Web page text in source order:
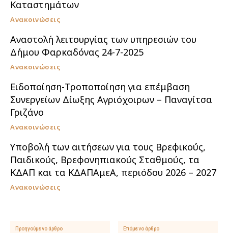
Καταστημάτων
Ανακοινώσεις
Αναστολή λειτουργίας των υπηρεσιών του
Δήμου Φαρκαδόνας 24-7-2025
Ανακοινώσεις
Ειδοποίηση-Τροποποίηση για επέμβαση
Συνεργείων Δίωξης Αγριόχοιρων – Παναγίτσα
Γριζάνο
Ανακοινώσεις
Υποβολή των αιτήσεων για τους Βρεφικούς,
Παιδικούς, Βρεφονηπιακούς Σταθμούς, τα
ΚΔΑΠ και τα ΚΔΑΠΑμεΑ, περιόδου 2026 – 2027
Ανακοινώσεις
Προηγούμενο άρθρο Επόμενο άρθρο